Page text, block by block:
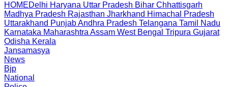
HOMEDelhi Haryana Uttar Pradesh Bihar Chhattisgarh
Madhya Pradesh Rajasthan Jharkhand Himachal Pradesh
Uttarakhand PunjabAndhra Pradesh Telangana Tamil Nadu
Karnataka Maharashtra Assam West Bengal Tripura Gujarat
Odisha Kerala
Jansamasya
News
Bjp
National